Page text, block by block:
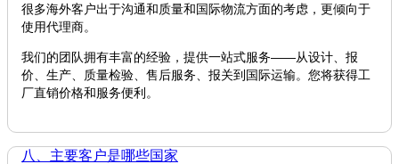
很多海外客户出于沟通和质量和国际物流方面的考虑，更倾向于
使用代理商。
我们的团队拥有丰富的经验，提供一站式服务——从设计、报
价、生产、质量检验、售后服务、报关到国际运输。您将获得工
厂直销价格和服务便利。
八、主要客户是哪些国家